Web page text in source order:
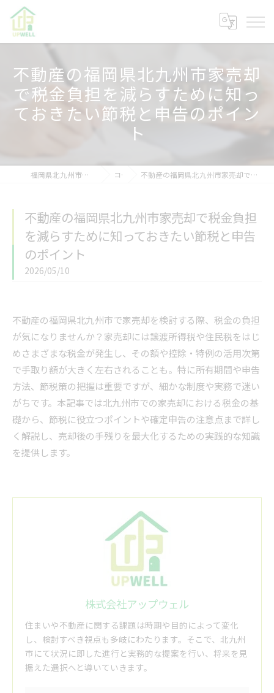
不動産の福岡県北九州市家売却
で税金負担を減らすために知っ
ておきたい節税と申告のポイン
ト
福岡県北九州市の不動産なら株式会社アップウェル コラム 不動産の福岡県北九州市家売却で税金負担を減らすために知っておきたい節税と申告のポイント
不動産の福岡県北九州市家売却で税金負担
を減らすために知っておきたい節税と申告
のポイント
2026/05/10
不動産の福岡県北九州市で家売却を検討する際、税金の負担
が気になりませんか？家売却には譲渡所得税や住民税をはじ
めさまざまな税金が発生し、その額や控除・特例の活用次第
で手取り額が大きく左右されることも。特に所有期間や申告
方法、節税策の把握は重要ですが、細かな制度や実務で迷い
がちです。本記事では北九州市での家売却における税金の基
礎から、節税に役立つポイントや確定申告の注意点まで詳し
く解説し、売却後の手残りを最大化するための実践的な知識
を提供します。
株式会社アップウェル
住まいや不動産に関する課題は時期や目的によって変化
し、検討すべき視点も多岐にわたります。そこで、北九州
市にて状況に即した進行と実務的な提案を行い、将来を見
据えた選択へと導いていきます。